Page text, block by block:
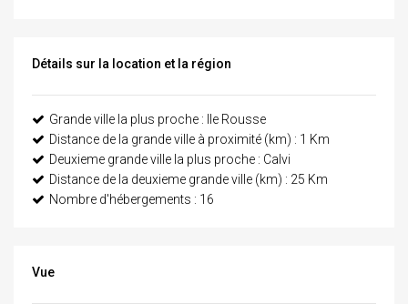
Détails sur la location et la région
Grande ville la plus proche : Ile Rousse
Distance de la grande ville à proximité (km) : 1 Km
Deuxieme grande ville la plus proche : Calvi
Distance de la deuxieme grande ville (km) : 25 Km
Nombre d'hébergements : 16
Vue